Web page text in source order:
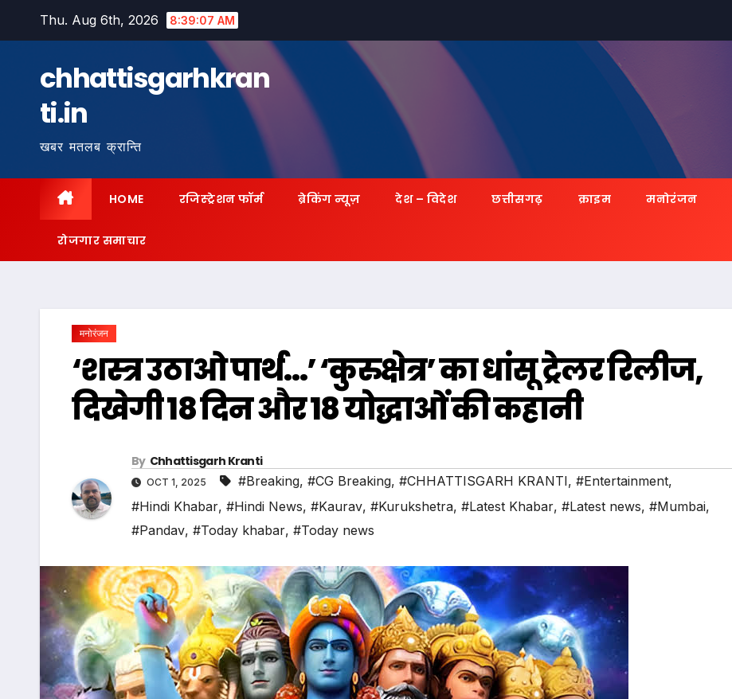
Thu. Aug 6th, 2026 8:39:08 AM
chhattisgarhkran
ti.in
खबर मतलब क्रान्ति
HOME रजिस्ट्रेशन फॉर्म ब्रेकिंग न्यूज़ देश – विदेश छत्तीसगढ़ क्राइम मनोरंजन
रोजगार समाचार
मनोरंजन
‘शस्त्र उठाओ पार्थ…’ ‘कुरुक्षेत्र’ का धांसू ट्रेलर रिलीज,
दिखेगी 18 दिन और 18 योद्धाओं की कहानी
By Chhattisgarh Kranti
OCT 1, 2025 #Breaking, #CG Breaking, #CHHATTISGARH KRANTI, #Entertainment,
#Hindi Khabar, #Hindi News, #Kaurav, #Kurukshetra, #Latest Khabar, #Latest news, #Mumbai,
#Pandav, #Today khabar, #Today news